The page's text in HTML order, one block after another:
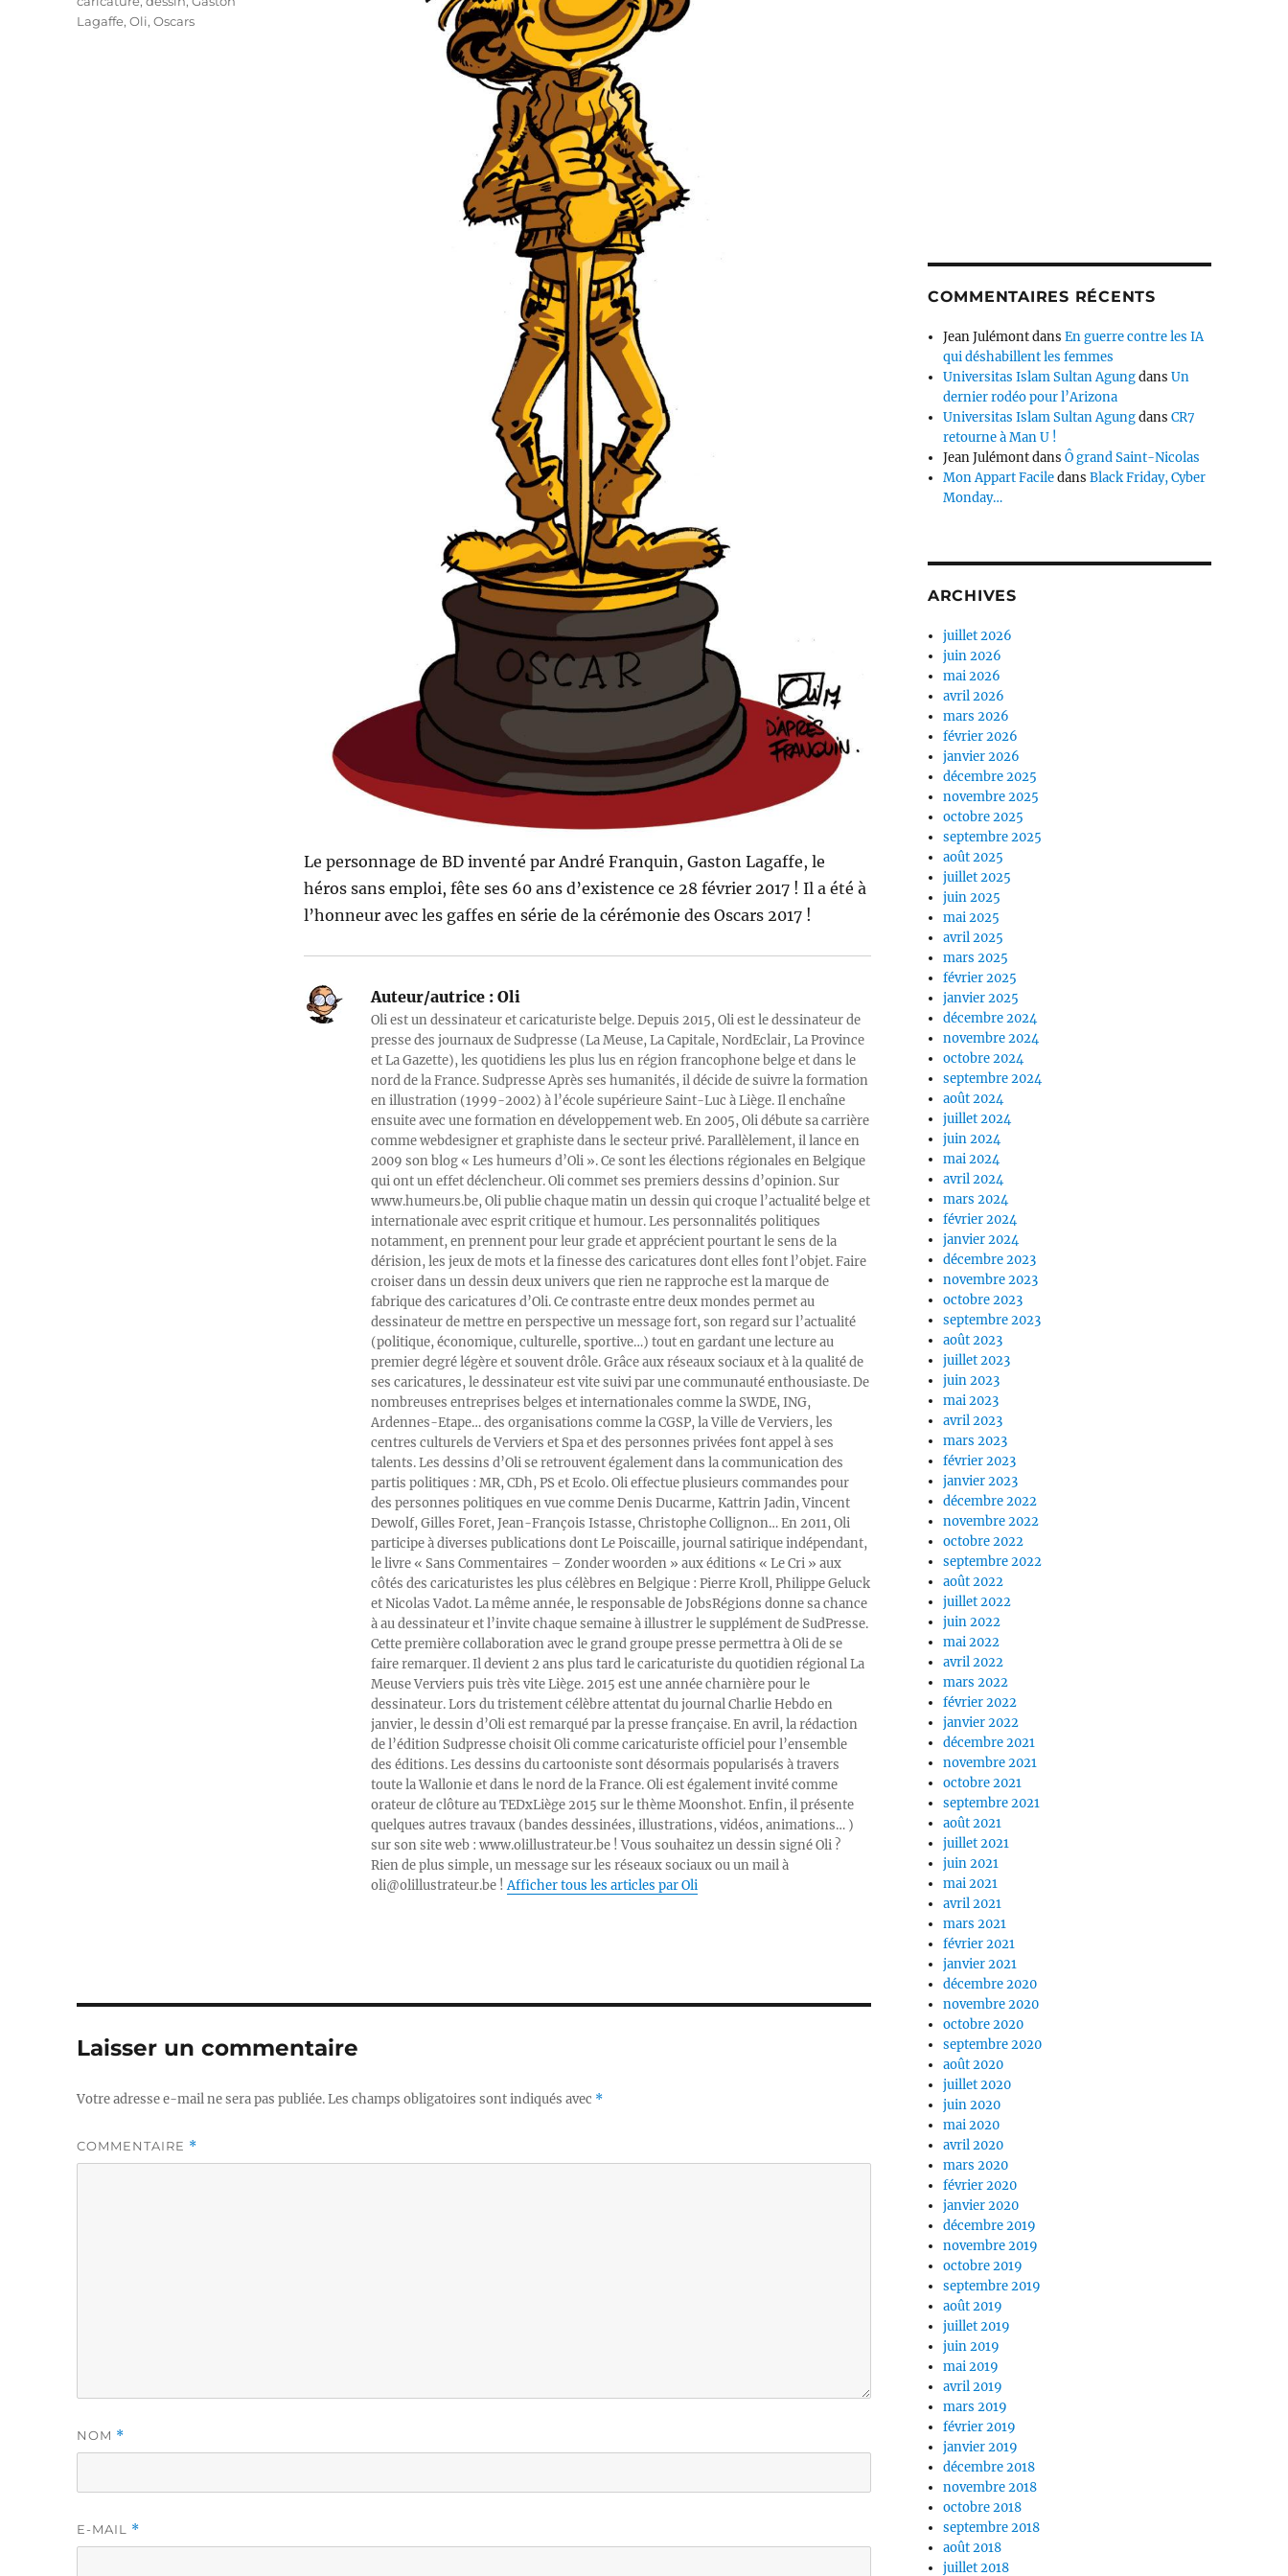
Le personnage de BD inventé par André Franquin, Gaston Lagaffe, le
héros sans emploi, fête ses 60 ans d’existence ce 28 février 2017 ! Il a été à
l’honneur avec les gaffes en série de la cérémonie des Oscars 2017 !
Auteur/autrice :Oli
Oli est un dessinateur et caricaturiste belge. Depuis 2015, Oli est le dessinateur de
presse des journaux de Sudpresse (La Meuse, La Capitale, NordEclair, La Province
et La Gazette), les quotidiens les plus lus en région francophone belge et dans le
nord de la France. Sudpresse Après ses humanités, il décide de suivre la formation
en illustration (1999-2002) à l’école supérieure Saint-Luc à Liège. Il enchaîne
ensuite avec une formation en développement web. En 2005, Oli débute sa carrière
comme webdesigner et graphiste dans le secteur privé. Parallèlement, il lance en
2009 son blog « Les humeurs d’Oli ». Ce sont les élections régionales en Belgique
qui ont un effet déclencheur. Oli commet ses premiers dessins d’opinion. Sur
www.humeurs.be, Oli publie chaque matin un dessin qui croque l’actualité belge et
internationale avec esprit critique et humour. Les personnalités politiques
notamment, en prennent pour leur grade et apprécient pourtant le sens de la
dérision, les jeux de mots et la finesse des caricatures dont elles font l’objet. Faire
croiser dans un dessin deux univers que rien ne rapproche est la marque de
fabrique des caricatures d’Oli. Ce contraste entre deux mondes permet au
dessinateur de mettre en perspective un message fort, son regard sur l’actualité
(politique, économique, culturelle, sportive…) tout en gardant une lecture au
premier degré légère et souvent drôle. Grâce aux réseaux sociaux et à la qualité de
ses caricatures, le dessinateur est vite suivi par une communauté enthousiaste. De
nombreuses entreprises belges et internationales comme la SWDE, ING,
Ardennes-Etape… des organisations comme la CGSP, la Ville de Verviers, les
centres culturels de Verviers et Spa et des personnes privées font appel à ses
talents. Les dessins d’Oli se retrouvent également dans la communication des
partis politiques : MR, CDh, PS et Ecolo. Oli effectue plusieurs commandes pour
des personnes politiques en vue comme Denis Ducarme, Kattrin Jadin, Vincent
Dewolf, Gilles Foret, Jean-François Istasse, Christophe Collignon… En 2011, Oli
participe à diverses publications dont Le Poiscaille, journal satirique indépendant,
le livre « Sans Commentaires – Zonder woorden » aux éditions « Le Cri » aux
côtés des caricaturistes les plus célèbres en Belgique : Pierre Kroll, Philippe Geluck
et Nicolas Vadot. La même année, le responsable de JobsRégions donne sa chance
à au dessinateur et l’invite chaque semaine à illustrer le supplément de SudPresse.
Cette première collaboration avec le grand groupe presse permettra à Oli de se
faire remarquer. Il devient 2 ans plus tard le caricaturiste du quotidien régional La
Meuse Verviers puis très vite Liège. 2015 est une année charnière pour le
dessinateur. Lors du tristement célèbre attentat du journal Charlie Hebdo en
janvier, le dessin d’Oli est remarqué par la presse française. En avril, la rédaction
de l’édition Sudpresse choisit Oli comme caricaturiste officiel pour l’ensemble
des éditions. Les dessins du cartooniste sont désormais popularisés à travers
toute la Wallonie et dans le nord de la France. Oli est également invité comme
orateur de clôture au TEDxLiège 2015 sur le thème Moonshot. Enfin, il présente
quelques autres travaux (bandes dessinées, illustrations, vidéos, animations… )
sur son site web : www.olillustrateur.be ! Vous souhaitez un dessin signé Oli ?
Rien de plus simple, un message sur les réseaux sociaux ou un mail à
oli@olillustrateur.be !Afficher tous les articles par Oli
Lagaffe,Oli,Oscars
Laisser un commentaire
Votre adresse e-mail ne sera pas publiée.Les champs obligatoires sont indiqués avec *
COMMENTAIRE *
NOM *
E-MAIL *
COMMENTAIRES RÉCENTS
Jean JulémontdansEn guerre contre les IA
qui déshabillent les femmes
Universitas Islam Sultan AgungdansUn
dernier rodéo pour l’Arizona
Universitas Islam Sultan AgungdansCR7
retourne à Man U !
Jean JulémontdansÔ grand Saint-Nicolas
Mon Appart FaciledansBlack Friday, Cyber
Monday…
ARCHIVES
juillet 2026
juin 2026
mai 2026
avril 2026
mars 2026
février 2026
janvier 2026
décembre 2025
novembre 2025
octobre 2025
septembre 2025
août 2025
juillet 2025
juin 2025
mai 2025
avril 2025
mars 2025
février 2025
janvier 2025
décembre 2024
novembre 2024
octobre 2024
septembre 2024
août 2024
juillet 2024
juin 2024
mai 2024
avril 2024
mars 2024
février 2024
janvier 2024
décembre 2023
novembre 2023
octobre 2023
septembre 2023
août 2023
juillet 2023
juin 2023
mai 2023
avril 2023
mars 2023
février 2023
janvier 2023
décembre 2022
novembre 2022
octobre 2022
septembre 2022
août 2022
juillet 2022
juin 2022
mai 2022
avril 2022
mars 2022
février 2022
janvier 2022
décembre 2021
novembre 2021
octobre 2021
septembre 2021
août 2021
juillet 2021
juin 2021
mai 2021
avril 2021
mars 2021
février 2021
janvier 2021
décembre 2020
novembre 2020
octobre 2020
septembre 2020
août 2020
juillet 2020
juin 2020
mai 2020
avril 2020
mars 2020
février 2020
janvier 2020
décembre 2019
novembre 2019
octobre 2019
septembre 2019
août 2019
juillet 2019
juin 2019
mai 2019
avril 2019
mars 2019
février 2019
janvier 2019
décembre 2018
novembre 2018
octobre 2018
septembre 2018
août 2018
juillet 2018